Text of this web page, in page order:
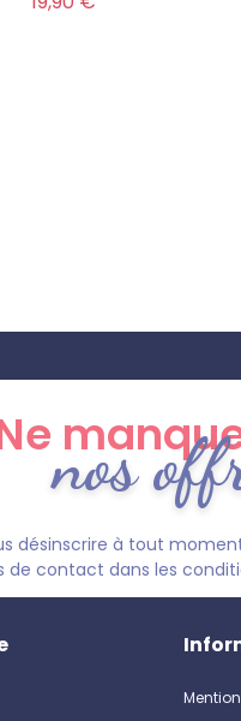
nos
désinscrire à tout
de contact dans les